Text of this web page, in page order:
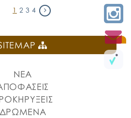
1 2 3 4
ΝΕΑ
ΔΡΩΜΕΝΑ